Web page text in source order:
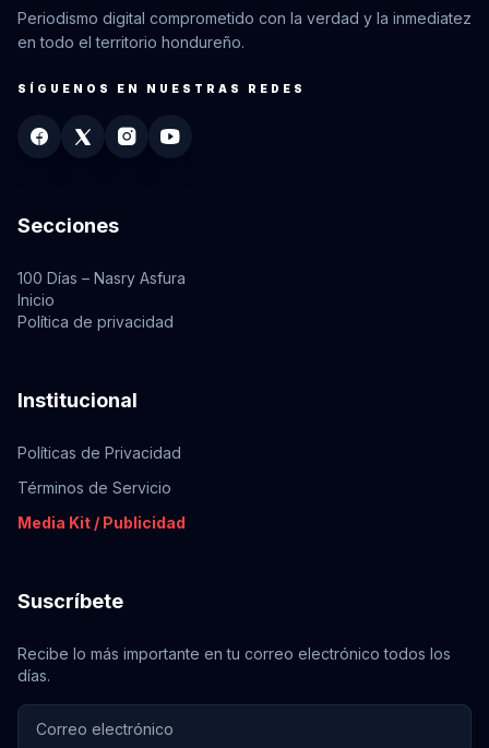
Periodismo digital comprometido con la verdad y la inmediatez
en todo el territorio hondureño.
SÍGUENOS EN NUESTRAS REDES
Secciones
100 Días – Nasry Asfura
Inicio
Política de privacidad
Institucional
Políticas de Privacidad
Términos de Servicio
Media Kit / Publicidad
Suscríbete
Recibe lo más importante en tu correo electrónico todos los
días.